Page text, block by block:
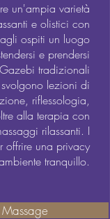
un'ampia varietà
e olistici con
ospiti un luogo
e prendersi
tradizionali
lezioni di
riflessologia,
alla terapia con
rilassanti. I
offrire una privacy
tranquillo.
Massage